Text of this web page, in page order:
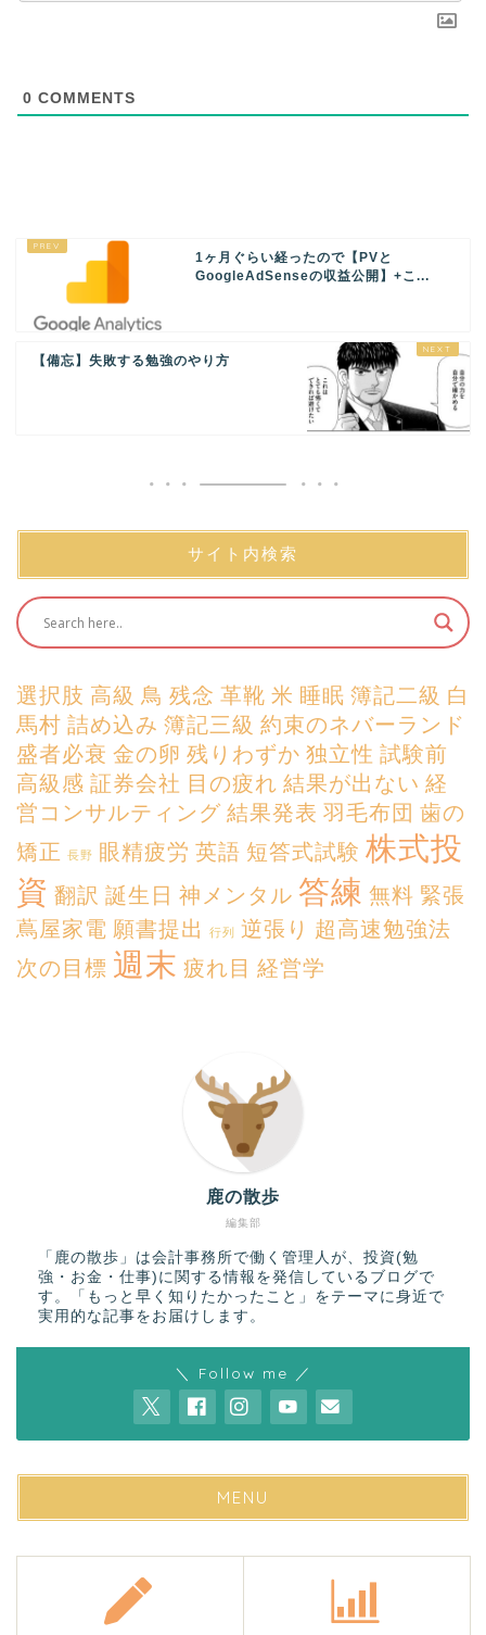
0 COMMENTS
1ヶ月ぐらい経ったので【PVと
GoogleAdSenseの収益公開】+こ...
【備忘】失敗する勉強のやり方
サイト内検索
選択肢 高級 鳥 残念 革靴 米 睡眠 簿記二級 白
馬村 詰め込み 簿記三級 約束のネバーランド
盛者必衰 金の卵 残りわずか 独立性 試験前
高級感 証券会社 目の疲れ 結果が出ない 経
営コンサルティング 結果発表 羽毛布団 歯の
矯正 長野 眼精疲労 英語 短答式試験 株式投
資 翻訳 誕生日 神メンタル 答練 無料 緊張
蔦屋家電 願書提出 行列 逆張り 超高速勉強法
次の目標 週末 疲れ目 経営学
編集部
鹿の散歩
「鹿の散歩」は会計事務所で働く管理人が、投資(勉
強・お金・仕事)に関する情報を発信しているブログで
す。「もっと早く知りたかったこと」をテーマに身近で
実用的な記事をお届けします。
＼ Follow me ／
MENU